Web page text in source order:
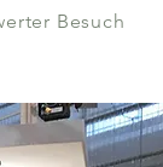
Besuch